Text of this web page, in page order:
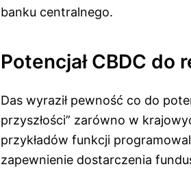
banku centralnego.
Potencjał CBDC do
Das wyraził pewność co do
przyszłości” zarówno w
przykładów funkcji
zapewnienie dostarczenia